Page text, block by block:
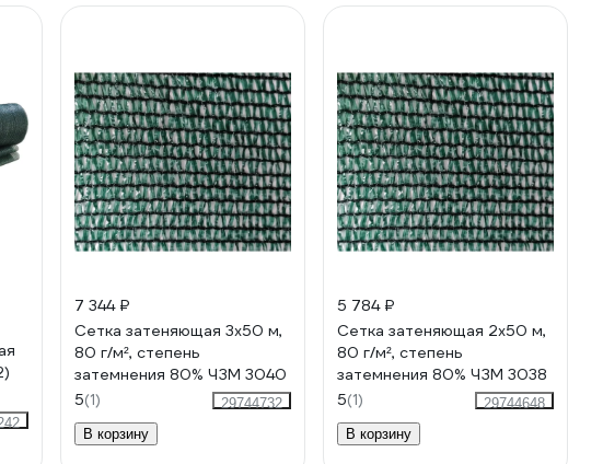
7 344 ₽
Сетка затеняющая 3x50 м,
80 г/м², степень
затемнения 80% ЧЗМ 3040
5(1)
29744732
В корзину
5 784 ₽
Сетка затеняющая 2x50 м,
80 г/м², степень
затемнения 80% ЧЗМ 3038
5(1)
29744648
В корзину